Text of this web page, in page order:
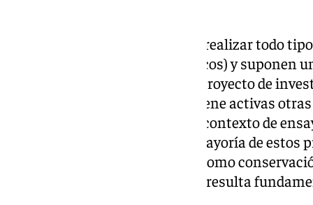
En estos organoides se pueden realizar todo
metabolómicos, transcriptómicos) y suponen
con animales. Además de este proyecto de
Servicio de Oncología Médica tiene activas
investigación académicas y en contexto de
patologías oncológicas. En la mayoría de estos
Biobanco tanto en la recogida, como
manejo de muestras biológicas resulta